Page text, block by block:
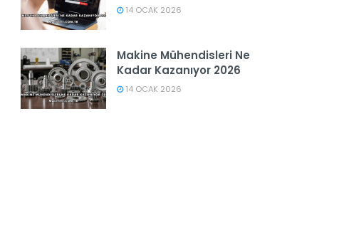
14 OCAK 2026
Makine Mühendisleri Ne
Kadar Kazanıyor 2026
14 OCAK 2026